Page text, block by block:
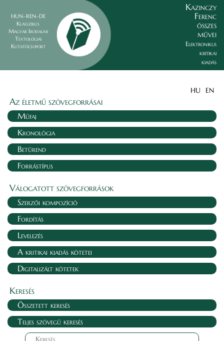
HUN–REN–DE
Klasszikus
Magyar Irodalmi
Textológiai
Kutatócsoport
Kazinczy
Ferenc
összes
művei
Elektronikus
kritikai
kiadás
HU EN
Az életmű szövegforrásai
Műfaj
Kronológia
Betűrend
Forrástípus
Válogatott szövegforrások
Szerzői kompozíció
Fordítás
Levelezés
A kritikai kiadás kötetei
Digitalizált kötetek
Keresés
Összetett keresés
Teljes szövegű keresés